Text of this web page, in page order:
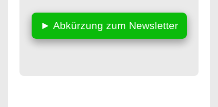
► Abkürzung zum Newsletter